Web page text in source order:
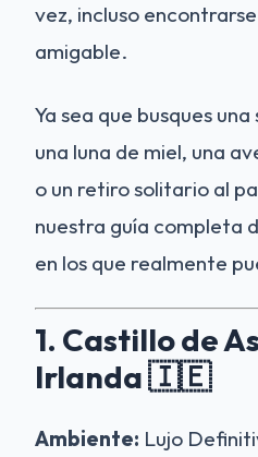
vez, incluso
amigable.
Ya sea que busques
una luna de miel, una
o un retiro solitario al
nuestra guía completa
en los que realmente
1. Castillo de
Irlanda 🇮🇪
Ambiente: Lujo